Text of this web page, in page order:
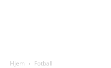
Hjem Fotball